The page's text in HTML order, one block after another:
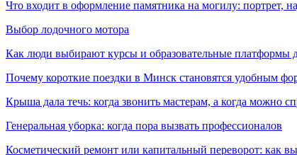
Что входит в оформление памятника на могилу: портрет,
Выбор лодочного мотора
Как люди выбирают курсы и образовательные платформы
Почему короткие поездки в Минск становятся удобным
Крыша дала течь: когда звонить мастерам, а когда можно
Генеральная уборка: когда пора вызвать профессионалов
Косметический ремонт или капитальный переворот: как